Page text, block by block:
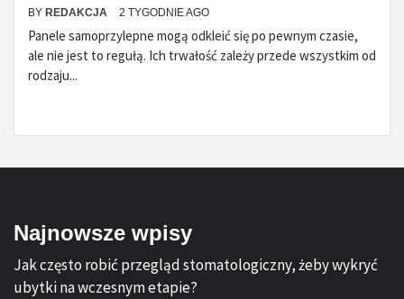
BY REDAKCJA 2 TYGODNIE AGO
Panele samoprzylepne mogą odkleić się po pewnym czasie,
ale nie jest to regułą. Ich trwałość zależy przede wszystkim od
rodzaju...
Najnowsze wpisy
Jak często robić przegląd stomatologiczny, żeby wykryć
ubytki na wczesnym etapie?